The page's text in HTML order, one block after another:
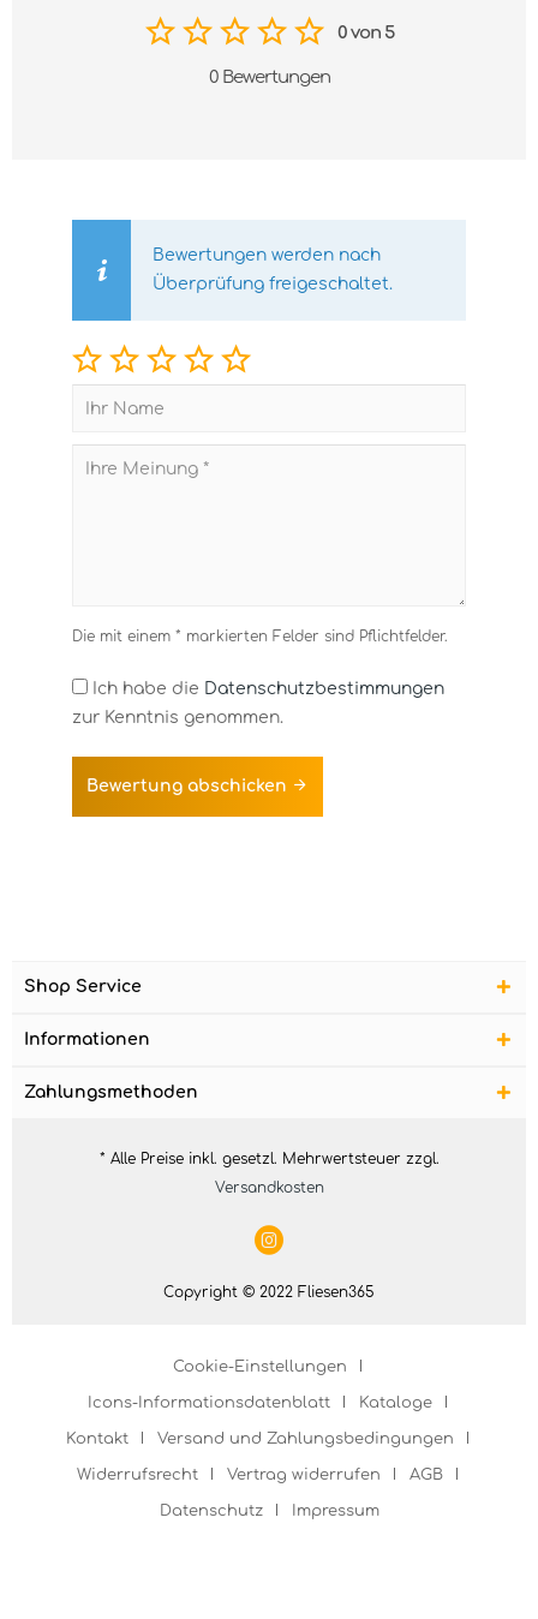
0 von 5
0 Bewertungen
Bewertungen werden nach
Überprüfung freigeschaltet.
Die mit einem * markierten Felder sind Pflichtfelder.
Ich habe die Datenschutzbestimmungen
zur Kenntnis genommen.
Bewertung abschicken
Shop Service
Informationen
Zahlungsmethoden
* Alle Preise inkl. gesetzl. Mehrwertsteuer zzgl.
Versandkosten
Copyright © 2022 Fliesen365
Cookie-Einstellungen
Icons-Informationsdatenblatt Kataloge
Kontakt Versand und Zahlungsbedingungen
Widerrufsrecht Vertrag widerrufen AGB
Datenschutz Impressum